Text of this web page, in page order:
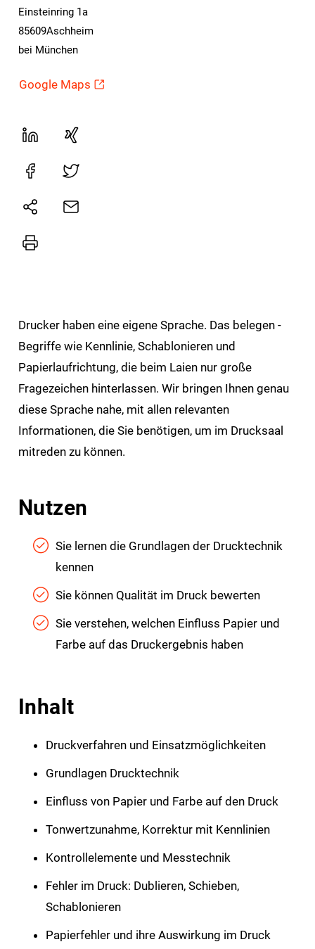
Einsteinring 1a
85609Aschheim
bei München
Google Maps
Drucker haben eine eigene Sprache. Das belegen ­
Begriffe wie Kennlinie, Schablonieren und
Papierlaufrichtung, die beim Laien nur große
Fragezeichen hinterlassen. Wir bringen Ihnen genau
diese ­Sprache nahe, mit allen relevanten
Informationen, die Sie­ ­benötigen, um im Drucksaal
mitreden zu können.
Nutzen
Sie lernen die Grundlagen der Drucktechnik
kennen
Sie können Qualität im Druck bewerten
Sie verstehen, welchen Einfluss Papier und
Farbe auf das Druckergebnis haben
Inhalt
Druckverfahren und Einsatzmöglichkeiten
Grundlagen Drucktechnik
Einfluss von Papier und Farbe auf den Druck
Tonwertzunahme, Korrektur mit Kennlinien
Kontrollelemente und Messtechnik
Fehler im Druck: Dublieren, Schieben,
Schablonieren
Papierfehler und ihre Auswirkung im Druck